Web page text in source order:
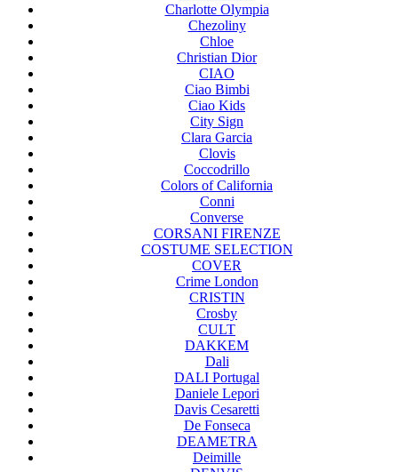
Charlotte Olympia
Chezoliny
Chloe
Christian Dior
CIAO
Ciao Bimbi
Ciao Kids
City Sign
Clara Garcia
Clovis
Coccodrillo
Colors of California
Conni
Converse
CORSANI FIRENZE
COSTUME SELECTION
COVER
Crime London
CRISTIN
Crosby
CULT
DAKKEM
Dali
DALI Portugal
Daniele Lepori
Davis Cesaretti
De Fonseca
DEAMETRA
Deimille